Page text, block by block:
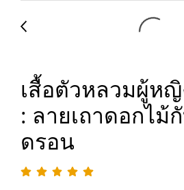
เสื้อตัวหลวมผู้หญิ
: ลายเถาดอกไม้
ดรอน